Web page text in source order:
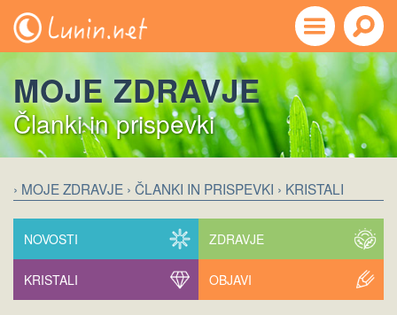
MOJE ZDRAVJE
Članki in prispevki
› MOJE ZDRAVJE › ČLANKI IN PRISPEVKI › KRISTALI
NOVOSTI ZDRAVJE
KRISTALI OBJAVI